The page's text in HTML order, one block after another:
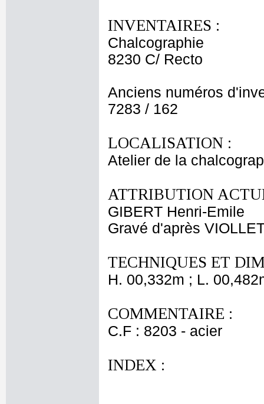
INVENTAIRES :
Chalcographie
8230 C/ Recto
Anciens numéros
7283 / 162
LOCALISATION :
Atelier de la
ATTRIBUTION
GIBERT Henri-Emile
Gravé d'après
TECHNIQUES ET
H. 00,332m ; L.
COMMENTAIRE :
C.F : 8203 - acier
INDEX :